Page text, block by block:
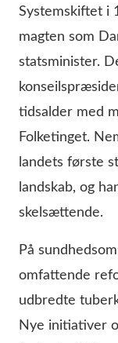
Systemskiftet i
magten som
statsminister.
tidsalder med
Folketinget.
landets første
landskab, og
skelsættende.
På
omfattende
udbredte
Nye initiativer